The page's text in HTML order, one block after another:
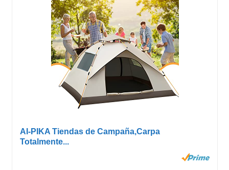
AI-PIKA Tiendas de Campaña,Carpa
Totalmente...